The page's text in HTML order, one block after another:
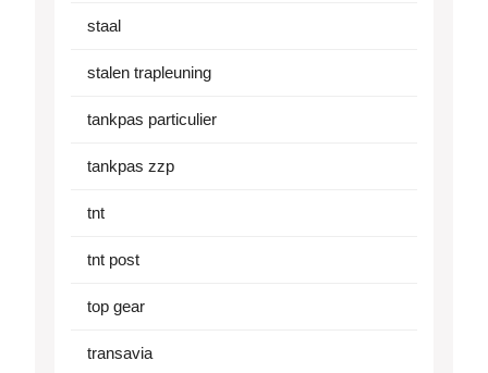
staal
stalen trapleuning
tankpas particulier
tankpas zzp
tnt
tnt post
top gear
transavia